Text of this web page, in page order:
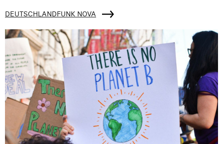
DEUTSCHLANDFUNK NOVA